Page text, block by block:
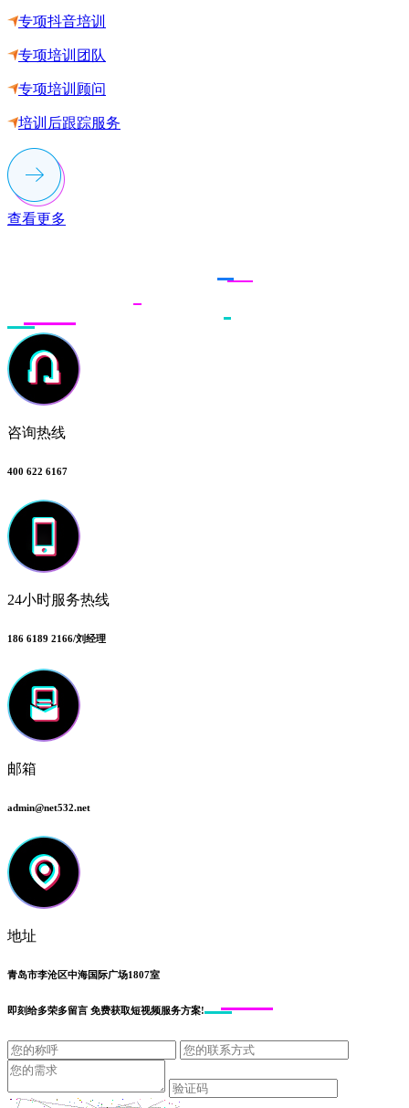
专项抖音培训
专项培训团队
专项培训顾问
培训后跟踪服务
查看更多
咨询热线
400 622 6167
24小时服务热线
186 6189 2166/刘经理
邮箱
admin@net532.net
地址
青岛市李沧区中海国际广场1807室
即刻给多荣多留言 免费获取短视频服务方案!